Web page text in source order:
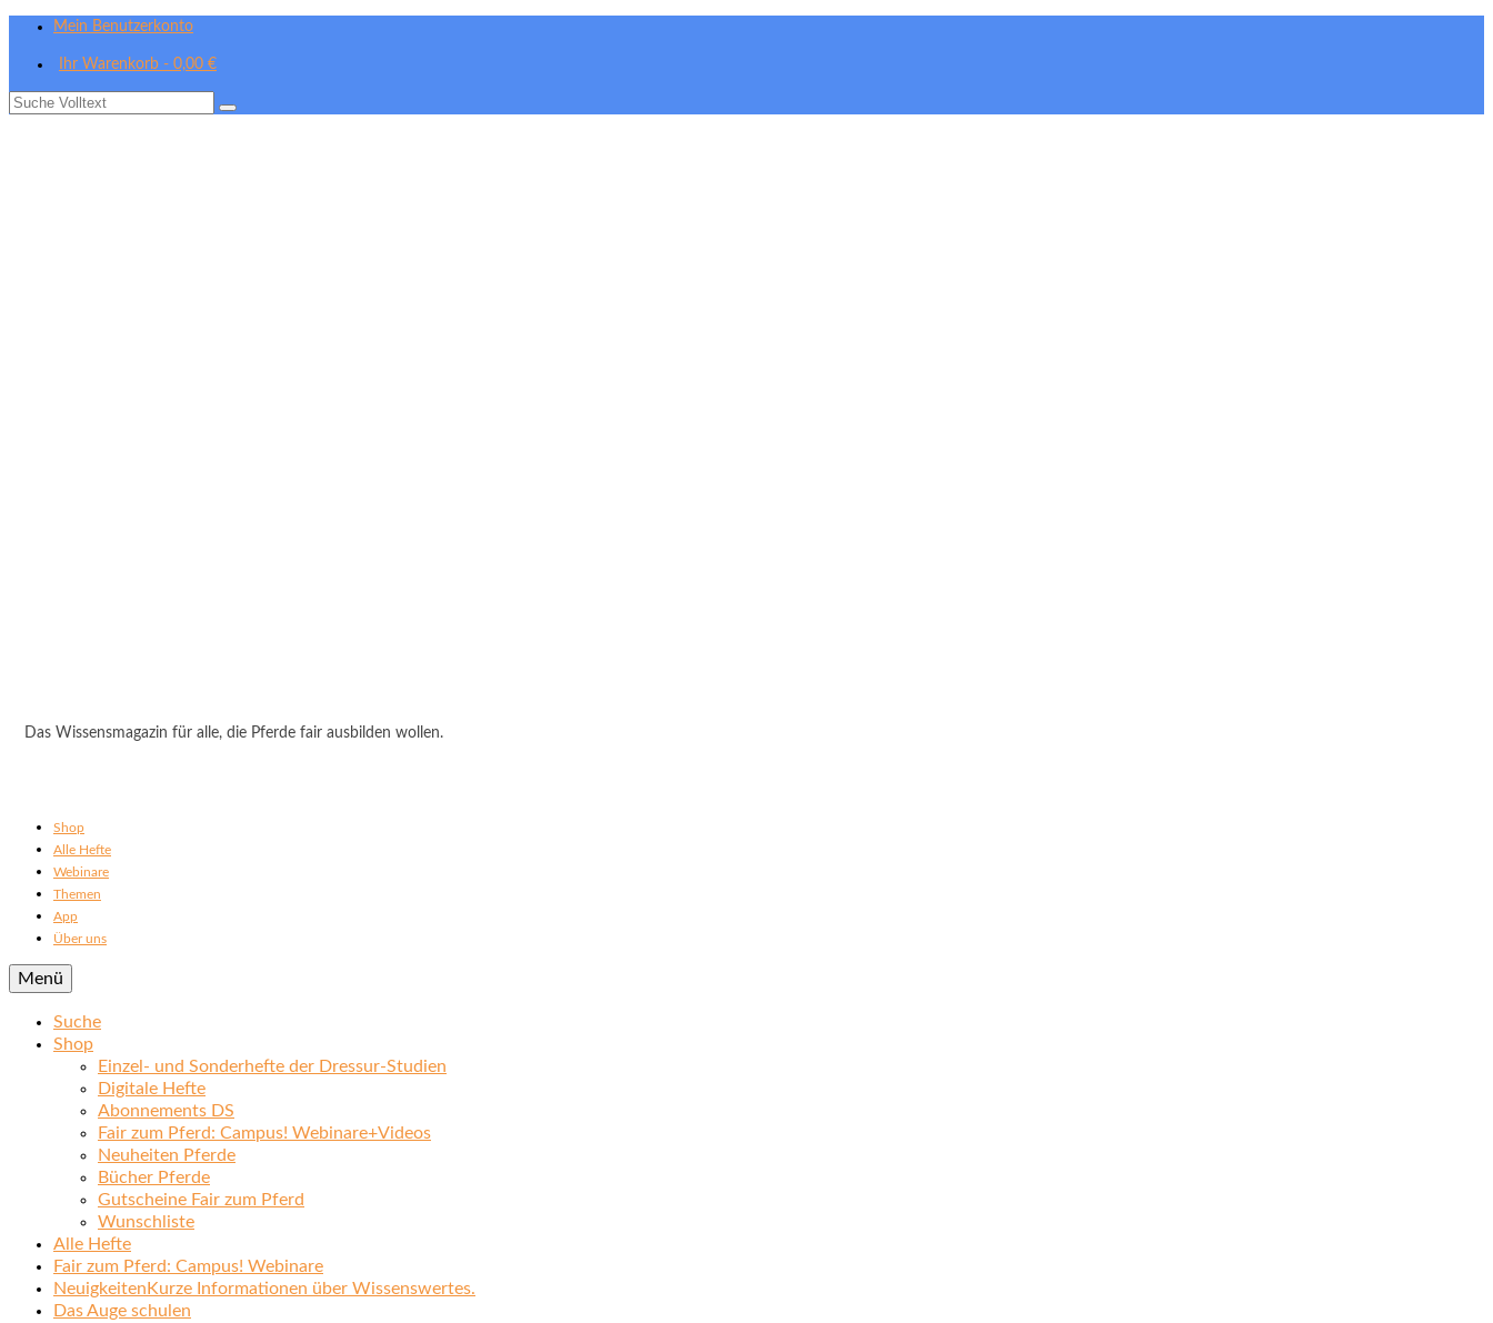
Mein Benutzerkonto
Ihr Warenkorb - 0,00 €
Suche
Das Wissensmagazin für alle, die Pferde fair ausbilden wollen.
Shop
Alle Hefte
Webinare
Themen
App
Über uns
Menü
Suche
Shop
Einzel- und Sonderhefte der Dressur-Studien
Digitale Hefte
Abonnements DS
Fair zum Pferd: Campus! Webinare+Videos
Neuheiten Pferde
Bücher Pferde
Gutscheine Fair zum Pferd
Wunschliste
Alle Hefte
Fair zum Pferd: Campus! Webinare
Neuigkeiten Kurze Informationen über Wissenswertes.
Das Auge schulen